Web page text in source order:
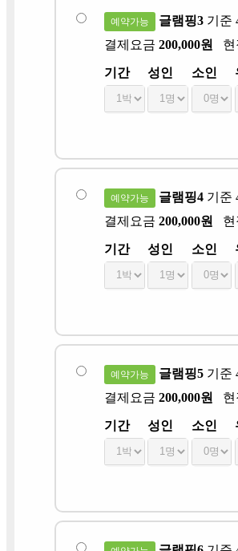
예약가능 글램핑3 기준
결제요금 200,000원 현
기간 성인 소인
예약가능 글램핑4 기준
결제요금 200,000원 현
기간 성인 소인
예약가능 글램핑5 기준
결제요금 200,000원 현
기간 성인 소인